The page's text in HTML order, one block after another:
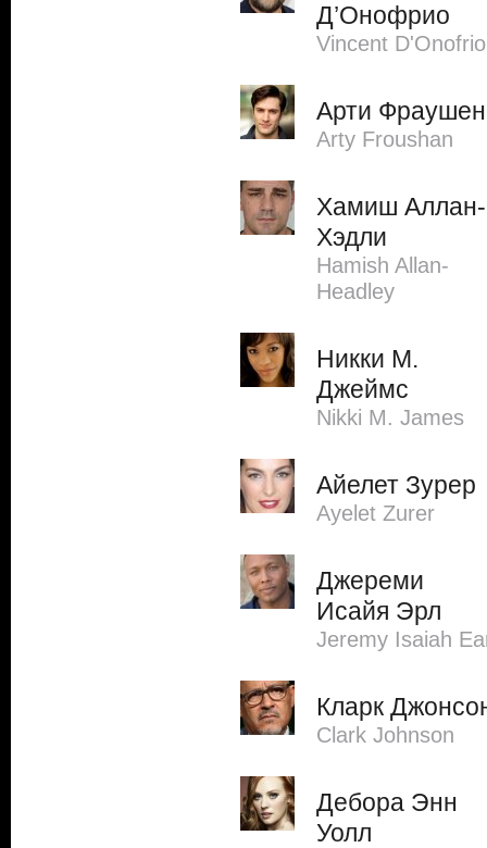
Д’Онофрио
Vincent D'Onofrio
Арти Фраушен
Arty Froushan
Хамиш Аллан-
Хэдли
Hamish Allan-
Headley
Никки М.
Джеймс
Nikki M. James
Айелет Зурер
Ayelet Zurer
Джереми
Исайя Эрл
Jeremy Isaiah
Кларк
Clark Johnson
Дебора Энн
Уолл